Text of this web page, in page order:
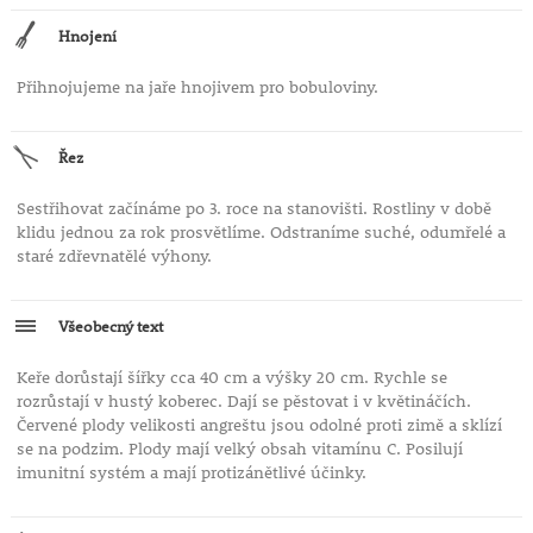
rostlina zcela originální.
Hnojení
Přihnojujeme na jaře hnojivem pro bobuloviny.
Řez
Sestřihovat začínáme po 3. roce na stanovišti. Rostliny v době
klidu jednou za rok prosvětlíme. Odstraníme suché, odumřelé a
staré zdřevnatělé výhony.
Všeobecný text
Keře dorůstají šířky cca 40 cm a výšky 20 cm. Rychle se
rozrůstají v hustý koberec. Dají se pěstovat i v květináčích.
Červené plody velikosti angreštu jsou odolné proti zimě a sklízí
se na podzim. Plody mají velký obsah vitamínu C. Posilují
imunitní systém a mají protizánětlivé účinky.